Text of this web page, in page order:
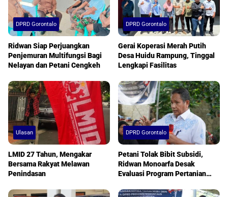
DPRD Gorontalo
Ridwan Siap Perjuangkan
Penjemuran Multifungsi Bagi
Nelayan dan Petani Cengkeh
DPRD Gorontalo
Gerai Koperasi Merah Putih
Desa Huidu Rampung, Tinggal
Lengkapi Fasilitas
Ulasan
LMID 27 Tahun, Mengakar
Bersama Rakyat Melawan
Penindasan
DPRD Gorontalo
Petani Tolak Bibit Subsidi,
Ridwan Monoarfa Desak
Evaluasi Program Pertanian